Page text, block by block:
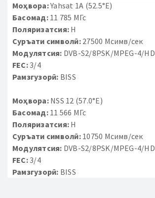
Моҳвора:Yahsat 1A (52.5°E)
Басомад:11 785 МГс
Поляризатсия: H
Суръати символӣ:27500 Мсимв/сек
Модулятсия: DVB-S2/8PSK/MPEG-4/HD
FEC:3/4
Рамзгузорӣ: BISS
Моҳвора:NSS 12 (57.0°E)
Басомад:11 566 МГс
Поляризатсия: H
Суръати символӣ:10750 Мсимв/сек
Модулятсия: DVB-S2/8PSK/MPEG-4/HD
FEC:3/4
Рамзгузорӣ: BISS